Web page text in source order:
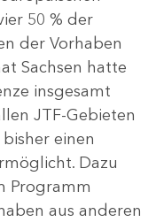
50 % der
der Vorhaben
Sachsen hatte
insgesamt
JTF-Gebieten
einen
Dazu
Programm
aus anderen